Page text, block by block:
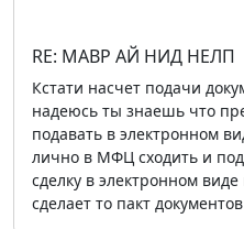
RE: МАВР АЙ НИД НЕЛП
Кстати насчет подачи
надеюсь ты знаешь что
подавать в электронном
лично в МФЦ сходить и
сделку в электронном
сделает то пакт